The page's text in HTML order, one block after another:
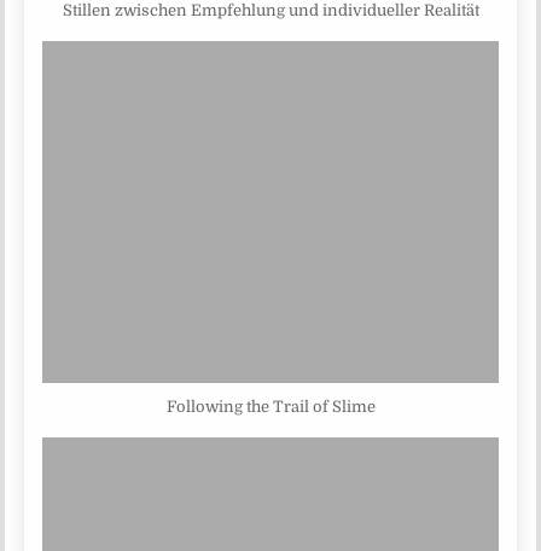
Stillen zwischen Empfehlung und individueller Realität
Following the Trail of Slime